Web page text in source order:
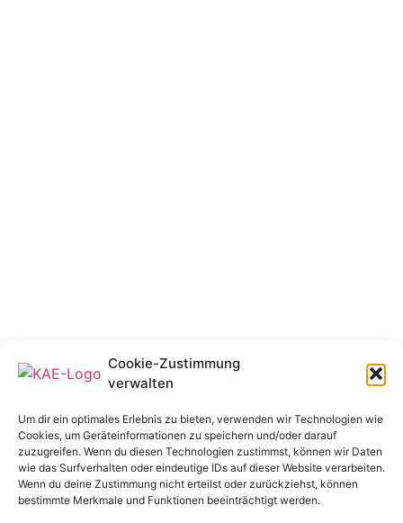
Cookie-Zustimmung
verwalten
Um dir ein optimales Erlebnis zu bieten, verwenden wir Technologien wie
Cookies, um Geräteinformationen zu speichern und/oder darauf
zuzugreifen. Wenn du diesen Technologien zustimmst, können wir Daten
wie das Surfverhalten oder eindeutige IDs auf dieser Website verarbeiten.
Wenn du deine Zustimmung nicht erteilst oder zurückziehst, können
bestimmte Merkmale und Funktionen beeinträchtigt werden.